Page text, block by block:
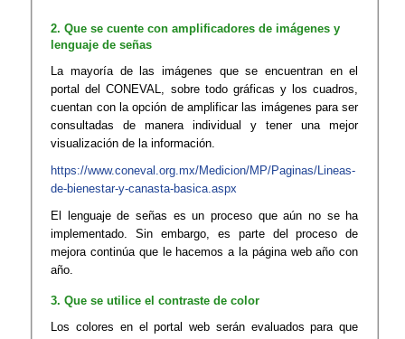
2. Que se cuente con amplificadores de imágenes y
lenguaje de señas
La mayoría de las imágenes que se encuentran en el
portal del CONEVAL, sobre todo gráficas y los cuadros,
cuentan con la opción de amplificar las imágenes para ser
consultadas de manera individual y tener una mejor
visualización de la información.
https://www.coneval.org.mx/Medicion/MP/Paginas/Lineas-
de-bienestar-y-canasta-basica.aspx
El lenguaje de señas es un proceso que aún no se ha
implementado. Sin embargo, es parte del proceso de
mejora continúa que le hacemos a la página web año con
año.
3. Que se utilice el contraste de color
Los colores en el portal web serán evaluados para que